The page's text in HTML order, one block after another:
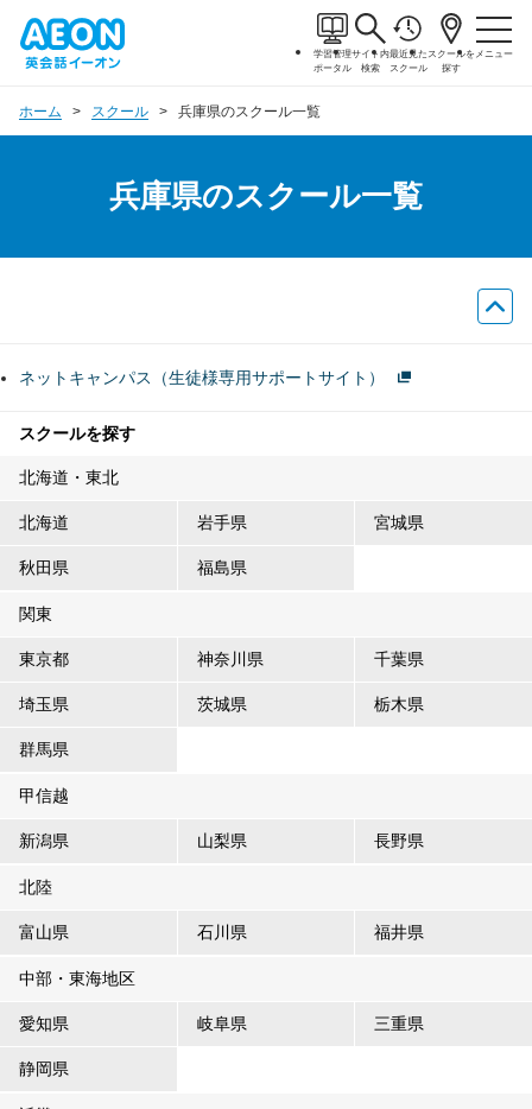
学習管理
ポータル
サイト内
検索
最近見た
スクール
スクールを
探す
メニュー
ホーム スクール 兵庫県のスクール一覧
兵庫県のスクール一覧
ネットキャンパス（生徒様専用サポートサイト）
スクールを探す
北海道・東北
北海道 岩手県 宮城県
秋田県 福島県
関東
東京都 神奈川県 千葉県
埼玉県 茨城県 栃木県
群馬県
甲信越
新潟県 山梨県 長野県
北陸
富山県 石川県 福井県
中部・東海地区
愛知県 岐阜県 三重県
静岡県